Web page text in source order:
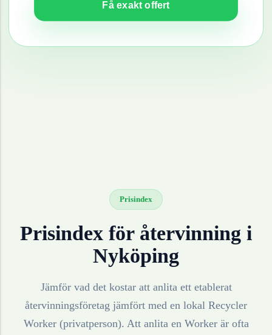
Få exakt offert
Prisindex
Prisindex för återvinning i
Nyköping
Jämför vad det kostar att anlita ett etablerat
återvinningsföretag jämfört med en lokal Recycler
Worker (privatperson). Att anlita en Worker är ofta